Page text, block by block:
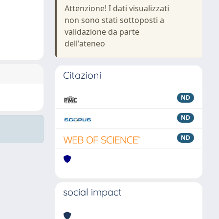
Attenzione! I dati visualizzati
non sono stati sottoposti a
validazione da parte
dell'ateneo
Citazioni
ND
ND
ND
social impact